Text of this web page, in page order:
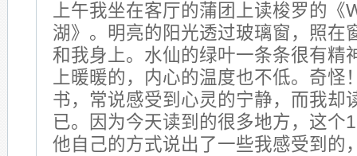
上午我坐在客厅的蒲团上读梭罗的《
湖》。明亮的阳光透过玻璃窗，照在
和我身上。水仙的绿叶一条条很有精
上暖暖的，内心的温度也不低。奇怪
书，常说感受到心灵的宁静，而我却
已。因为今天读到的很多地方，这个
他自己的方式说出了一些我感受到的